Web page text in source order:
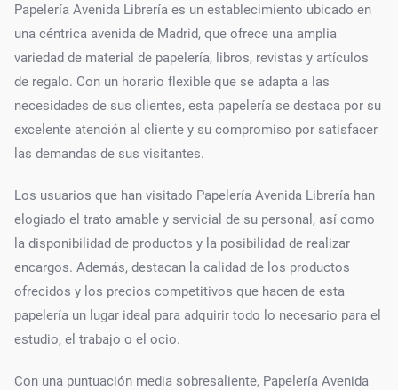
Papelería Avenida Librería es un establecimiento ubicado en
una céntrica avenida de Madrid, que ofrece una amplia
variedad de material de papelería, libros, revistas y artículos
de regalo. Con un horario flexible que se adapta a las
necesidades de sus clientes, esta papelería se destaca por su
excelente atención al cliente y su compromiso por satisfacer
las demandas de sus visitantes.
Los usuarios que han visitado Papelería Avenida Librería han
elogiado el trato amable y servicial de su personal, así como
la disponibilidad de productos y la posibilidad de realizar
encargos. Además, destacan la calidad de los productos
ofrecidos y los precios competitivos que hacen de esta
papelería un lugar ideal para adquirir todo lo necesario para el
estudio, el trabajo o el ocio.
Con una puntuación media sobresaliente, Papelería Avenida